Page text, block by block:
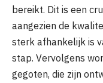
bereikt. Dit is een
aangezien de
sterk afhankelijk is
stap. Vervolgens
gegoten, die zijn